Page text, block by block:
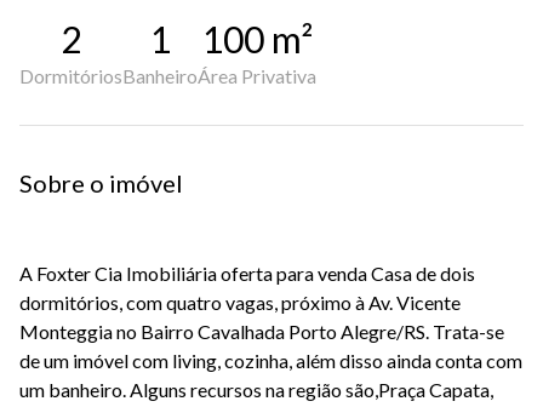
2
Dormitórios
1
Banheiro
100 m²
Área Privativa
Sobre o imóvel
A Foxter Cia Imobiliária oferta para venda Casa de dois
dormitórios, com quatro vagas, próximo à Av. Vicente
Monteggia no Bairro Cavalhada Porto Alegre/RS. Trata-se
de um imóvel com living, cozinha, além disso ainda conta com
um banheiro. Alguns recursos na região são,Praça Capata,